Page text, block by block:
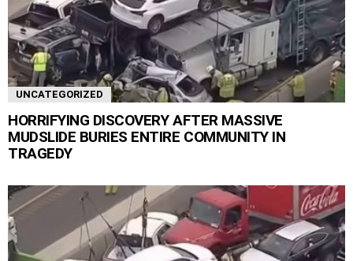
UNCATEGORIZED
HORRIFYING DISCOVERY AFTER MASSIVE
MUDSLIDE BURIES ENTIRE COMMUNITY IN
TRAGEDY